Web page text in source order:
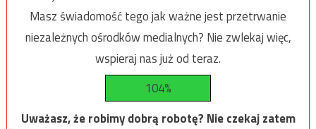
Masz świadomość tego jak ważne jest przetrwanie
niezależnych ośrodków medialnych? Nie zwlekaj więc,
wspieraj nas już od teraz.
104%
Uważasz, że robimy dobrą robotę? Nie czekaj zatem